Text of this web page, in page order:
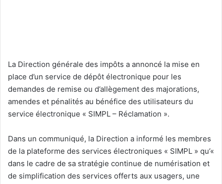
La Direction générale des impôts a annoncé la mise en
place d’un service de dépôt électronique pour les
demandes de remise ou d’allègement des majorations,
amendes et pénalités au bénéfice des utilisateurs du
service électronique « SIMPL – Réclamation ».
Dans un communiqué, la Direction a informé les membres
de la plateforme des services électroniques « SIMPL » qu’«
dans le cadre de sa stratégie continue de numérisation et
de simplification des services offerts aux usagers, une